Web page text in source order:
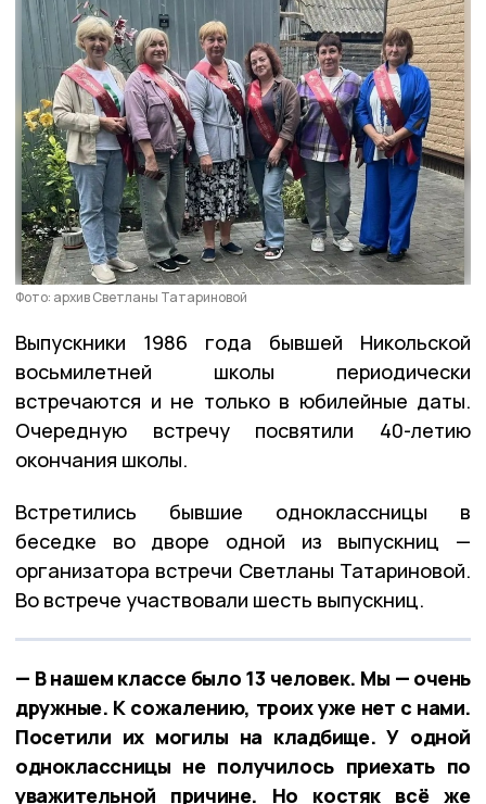
Фото: архив Светланы Татариновой
Выпускники 1986 года бывшей Никольской
восьмилетней школы периодически
встречаются и не только в юбилейные даты.
Очередную встречу посвятили 40-летию
окончания школы.
Встретились бывшие одноклассницы в
беседке во дворе одной из выпускниц —
организатора встречи Светланы Татариновой.
Во встрече участвовали шесть выпускниц.
— В нашем классе было 13 человек. Мы — очень
дружные. К сожалению, троих уже нет с нами.
Посетили их могилы на кладбище. У одной
одноклассницы не получилось приехать по
уважительной причине. Но костяк всё же